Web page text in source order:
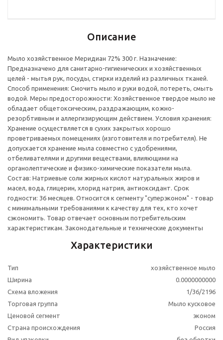
Описание
Мыло хозяйственное Меридиан 72% 300 г. Назначение:
Предназначено для санитарно-гигиенических и хозяйственных
целей - мытья рук, посуды, стирки изделий из различных тканей.
Способ применения: Смочить мыло и руки водой, потереть, смыть
водой. Меры предосторожности: Хозяйственное твердое мыло не
обладает общетоксическим, раздражающим, кожно-
резорбтивным и аллергизирующим действием. Условия хранения:
Хранение осуществляется в сухих закрытых хорошо
проветриваемых помещениях (изготовителя и потребителя). Не
допускается хранение мыла совместно с удобрениями,
отбеливателями и другими веществами, влияющими на
органолептические и физико-химические показатели мыла.
Состав: Натриевые соли жирных кислот натуральных жиров и
масел, вода, глицерин, хлорид натрия, антиоксидант. Срок
годности: 36 месяцев. Относится к сегменту "суперэконом" - товар
с минимальными требованиями к качеству для тех, кто хочет
сэкономить. Товар отвечает основным потребительским
характеристикам. Законодательные и технические документы
Характеристики
Тип
хозяйственное мыло
Ширина
0.0000000000
Схема вложения
1/36/2196
Торговая группа
Мыло кусковое
Ценовой сегмент
эконом
Страна происхождения
Россия